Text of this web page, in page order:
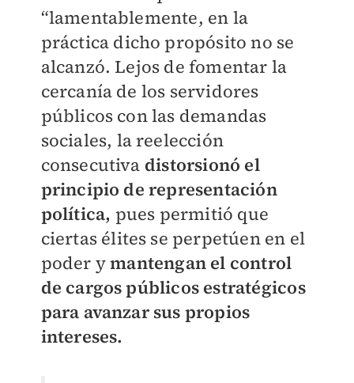
“lamentablemente, en la
práctica dicho propósito no se
alcanzó. Lejos de fomentar la
cercanía de los servidores
públicos con las demandas
sociales, la reelección
consecutiva distorsionó el
principio de representación
política, pues permitió que
ciertas élites se perpetúen en el
poder ymantengan el control
de cargos públicos estratégicos
para avanzar sus propios
intereses.